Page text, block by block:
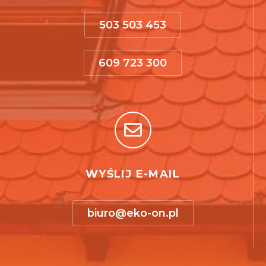
503 503 453
609 723 300
WYŚLIJ E-MAIL
biuro@eko-on.pl